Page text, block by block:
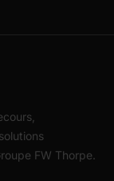
FW Thorpe.